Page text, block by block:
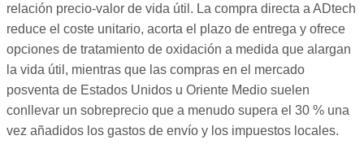
relación precio-valor de vida útil. La compra directa a ADtech
reduce el coste unitario, acorta el plazo de entrega y ofrece
opciones de tratamiento de oxidación a medida que alargan
la vida útil, mientras que las compras en el mercado
posventa de Estados Unidos u Oriente Medio suelen
conllevar un sobreprecio que a menudo supera el 30 % una
vez añadidos los gastos de envío y los impuestos locales.